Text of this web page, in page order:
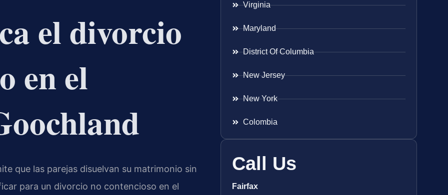
el divorcio
en el
que las parejas disuelvan su matrimonio sin
para un divorcio no contencioso en el
Virginia
Maryland
District Of Columbia
New Jersey
New York
Colombia
Call Us
Fairfax